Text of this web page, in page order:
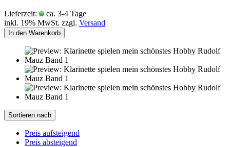
Lieferzeit:
ca. 3-4 Tage
inkl. 19% MwSt. zzgl. Versand
In den Warenkorb
Sortieren nach
Preis aufsteigend
Preis absteigend